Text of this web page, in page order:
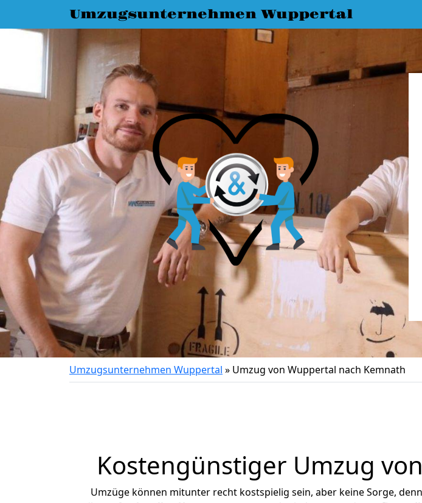
Umzugsunternehmen Wuppertal
Umzugsunternehmen Wuppertal » Umzug von Wuppertal nach Kemnath
Kostengünstiger Umzug
Umzüge können mitunter recht kostspielig sein, aber keine Sorge,